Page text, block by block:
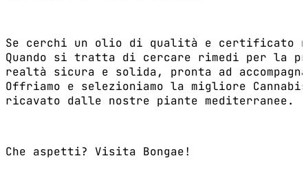
Se cerchi un olio di qualità e certificato
Quando si tratta di cercare rimedi per la
realtà sicura e solida, pronta ad
Offriamo e selezioniamo la migliore
ricavato dalle nostre piante mediterranee.
Che aspetti? Visita Bongae!